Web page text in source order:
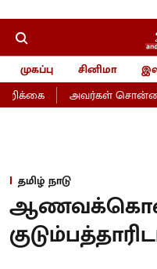
முகப்பு சினிமா
அவர்கள் சொன்ன
தமிழ் நாடு